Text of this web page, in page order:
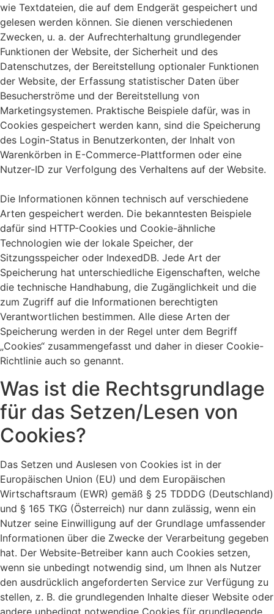
wie Textdateien, die auf dem Endgerät gespeichert und
gelesen werden können. Sie dienen verschiedenen
Zwecken, u. a. der Aufrechterhaltung grundlegender
Funktionen der Website, der Sicherheit und des
Datenschutzes, der Bereitstellung optionaler Funktionen
der Website, der Erfassung statistischer Daten über
Besucherströme und der Bereitstellung von
Marketingsystemen. Praktische Beispiele dafür, was in
Cookies gespeichert werden kann, sind die Speicherung
des Login-Status in Benutzerkonten, der Inhalt von
Warenkörben in E-Commerce-Plattformen oder eine
Nutzer-ID zur Verfolgung des Verhaltens auf der Website.
Die Informationen können technisch auf verschiedene
Arten gespeichert werden. Die bekanntesten Beispiele
dafür sind HTTP-Cookies und Cookie-ähnliche
Technologien wie der lokale Speicher, der
Sitzungsspeicher oder IndexedDB. Jede Art der
Speicherung hat unterschiedliche Eigenschaften, welche
die technische Handhabung, die Zugänglichkeit und die
zum Zugriff auf die Informationen berechtigten
Verantwortlichen bestimmen. Alle diese Arten der
Speicherung werden in der Regel unter dem Begriff
„Cookies“ zusammengefasst und daher in dieser Cookie-
Richtlinie auch so genannt.
Was ist die Rechtsgrundlage
für das Setzen/Lesen von
Cookies?
Das Setzen und Auslesen von Cookies ist in der
Europäischen Union (EU) und dem Europäischen
Wirtschaftsraum (EWR) gemäß § 25 TDDDG (Deutschland)
und § 165 TKG (Österreich) nur dann zulässig, wenn ein
Nutzer seine Einwilligung auf der Grundlage umfassender
Informationen über die Zwecke der Verarbeitung gegeben
hat. Der Website-Betreiber kann auch Cookies setzen,
wenn sie unbedingt notwendig sind, um Ihnen als Nutzer
den ausdrücklich angeforderten Service zur Verfügung zu
stellen, z. B. die grundlegenden Inhalte dieser Website oder
andere unbedingt notwendige Cookies für grundlegende